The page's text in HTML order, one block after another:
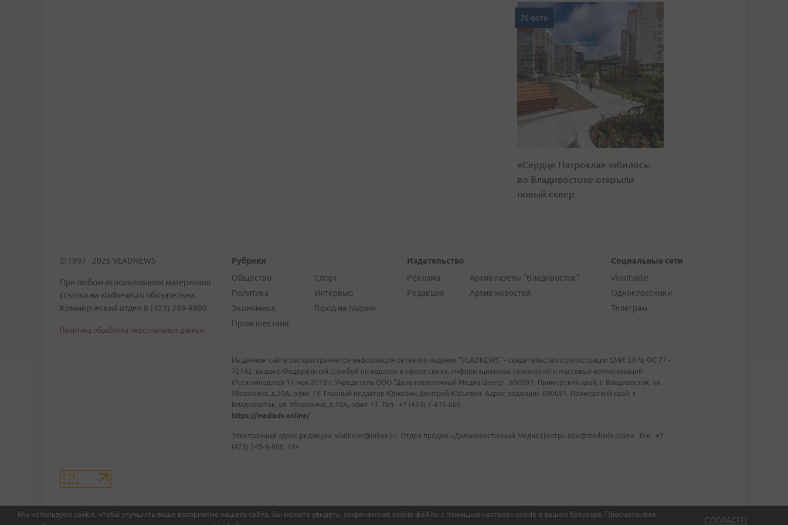
Мы используем cookie, чтобы улучшить ваше восприятие нашего сайта. Вы можете увидеть, сохраненные cookie-файлы с помощью настроек cookie в вашем браузере. Просматривая
СОГЛАСЕН
20 фото
«Сердце Патрокла» забилось:
во Владивостоке открыли
новый сквер
© 1997 - 2026 VLADNEWS
При любом использовании материалов
ссылка на vladnews.ru обязательна.
Коммерческий отдел 8 (423) 249-8800
Политика обработки персональных данных
Рубрики
Общество
Политика
Экономика
Происшествия
Спорт
Интервью
Город на ладони
Издательство
Реклама
Редакция
Архив газеты "Владивосток"
Архив новостей
Социальные сети
vkontakte
Одноклассники
Телеграм
На данном сайте распространяется информация сетевого издания "VLADNEWS" - свидетельство о регистрации СМИ ЭЛ № ФС 77 -
72742, выдано Федеральной службой по надзору в сфере связи, информационных технологий и массовых коммуникаций
(Роскомнадзор) 17 мая 2018 г. Учредитель ООО "Дальневосточный Медиа Центр". 690091, Приморский край, г. Владивосток, ул.
Уборевича, д.20А, офис 13. Главный редактор Юркевич Дмитрий Юрьевич. Адрес редакции: 690091, Приморский край, г.
Владивосток, ул. Уборевича, д.20А, офис 13. Тел.: +7 (423) 2-415-600.
https://mediadv.online/
Электронный адрес редакции: vladnews@inbox.ru. Отдел продаж «Дальневосточный Медиа Центр» sale@mediadv.online. Тел.: +7
(423) 249-8-800. 18+